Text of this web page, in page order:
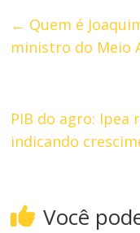
← Quem é
ministro do Meio
PIB do agro: Ipea
indicando
Você